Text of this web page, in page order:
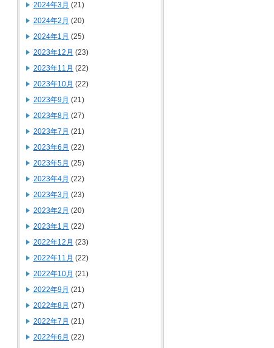
2024年3月 (21)
2024年2月 (20)
2024年1月 (25)
2023年12月 (23)
2023年11月 (22)
2023年10月 (22)
2023年9月 (21)
2023年8月 (27)
2023年7月 (21)
2023年6月 (22)
2023年5月 (25)
2023年4月 (22)
2023年3月 (23)
2023年2月 (20)
2023年1月 (22)
2022年12月 (23)
2022年11月 (22)
2022年10月 (21)
2022年9月 (21)
2022年8月 (27)
2022年7月 (21)
2022年6月 (22)